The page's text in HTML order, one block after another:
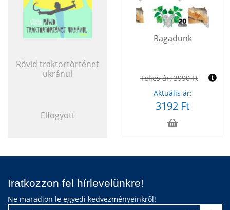
Rövid traktortörténet
ukránul
Elfogyott
Ragadunk
Teljes ár:3990 Ft
Aktuális ár:
3192 Ft
Iratkozzon fel hírlevelünkre!
Ne maradjon le egyedi kedvezményeinkről!